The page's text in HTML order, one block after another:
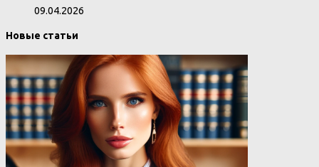
09.04.2026
Новые статьи